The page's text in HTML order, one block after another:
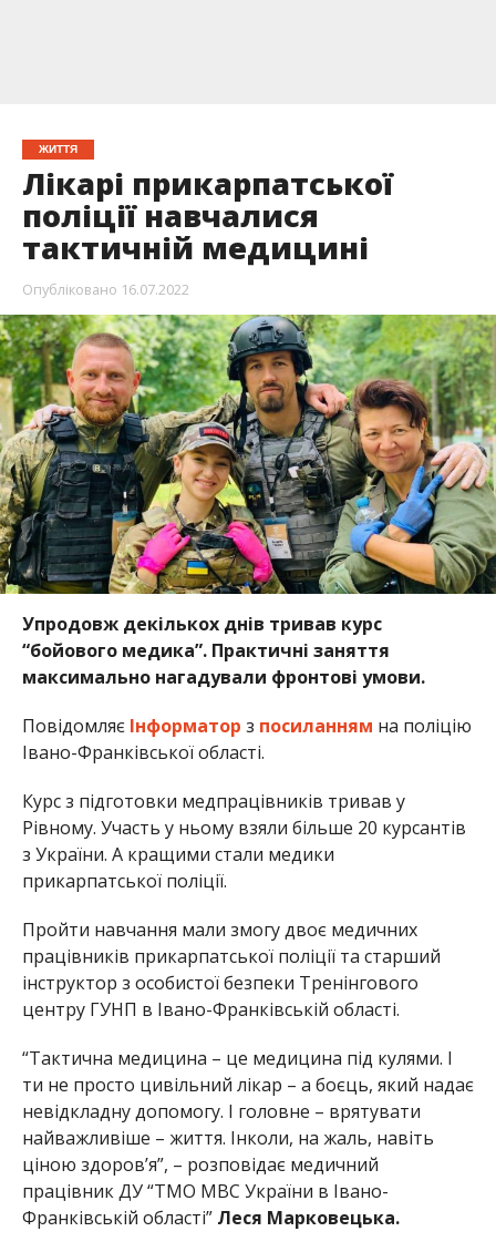
ЖИТТЯ
Лікарі прикарпатської
поліції навчалися
тактичній медицині
Опубліковано 16.07.2022
Упродовж декількох днів тривав курс
“бойового медика”. Практичні заняття
максимально нагадували фронтові умови.
Повідомляє Інформатор з посиланням на поліцію
Івано-Франківської області.
Курс з підготовки медпрацівників тривав у
Рівному. Участь у ньому взяли більше 20 курсантів
з України. А кращими стали медики
прикарпатської поліції.
Пройти навчання мали змогу двоє медичних
працівників прикарпатської поліції та старший
інструктор з особистої безпеки Тренінгового
центру ГУНП в Івано-Франківській області.
“Тактична медицина – це медицина під кулями. І
ти не просто цивільний лікар – а боєць, який надає
невідкладну допомогу. І головне – врятувати
найважливіше – життя. Інколи, на жаль, навіть
ціною здоров’я”, – розповідає медичний
працівник ДУ “ТМО МВС України в Івано-
Франківській області” Леся Марковецька.